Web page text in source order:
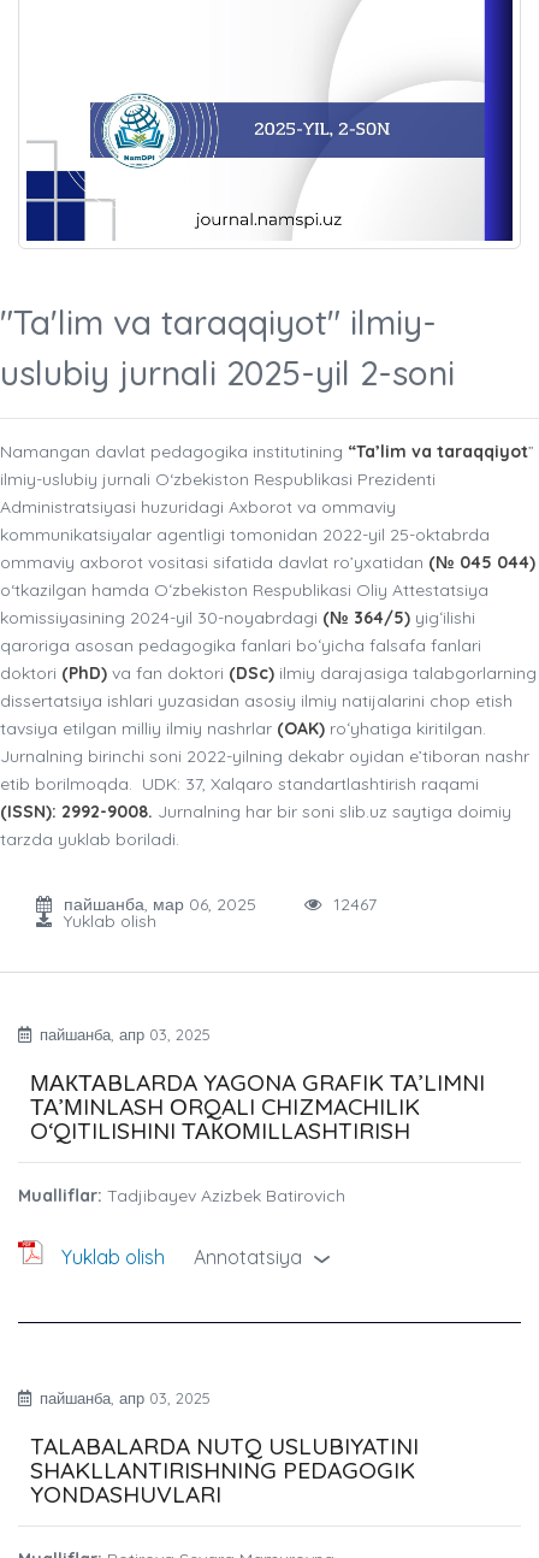
"Ta'lim va taraqqiyot" ilmiy-
uslubiy jurnali 2025-yil 2-soni
Namangan davlat pedagogika institutining “Ta’lim va taraqqiyot”
ilmiy-uslubiy jurnali O‘zbekiston Respublikasi Prezidenti
Administratsiyasi huzuridagi Axborot va ommaviy
kommunikatsiyalar agentligi tomonidan 2022-yil 25-oktabrda
ommaviy axborot vositasi sifatida davlat ro’yxatidan (№ 045 044)
o‘tkazilgan hamda Oʻzbekiston Respublikasi Oliy Attestatsiya
komissiyasining 2024-yil 30-noyabrdagi (№ 364/5) yigʻilishi
qaroriga asosan pedagogika fanlari boʻyicha falsafa fanlari
doktori (PhD) va fan doktori (DSc) ilmiy darajasiga talabgorlarning
dissertatsiya ishlari yuzasidan asosiy ilmiy natijalarini chop etish
tavsiya etilgan milliy ilmiy nashrlar (OAK) roʻyhatiga kiritilgan.
Jurnalning birinchi soni 2022-yilning dekabr oyidan e’tiboran nashr
etib borilmoqda. UDK: 37, Xalqaro standartlashtirish raqami
(ISSN): 2992-9008. Jurnalning har bir soni slib.uz saytiga doimiy
tarzda yuklab boriladi.
пайшанба, мар 06, 2025 12467
Yuklab olish
пайшанба, апр 03, 2025
МАКТАBLARDA YAGONA GRAFIK ТА’LIMNI
ТА’МINLASH ОRQALI CHIZMACHILIK
O‘QITILISHINI ТАКОМILLASHTIRISH
Mualliflar: Tadjibayev Azizbek Batirovich
Yuklab olish Annotatsiya ›
пайшанба, апр 03, 2025
TALABALARDA NUTQ USLUBIYATINI
SHAKLLANTIRISHNING PEDAGOGIK
YONDASHUVLARI